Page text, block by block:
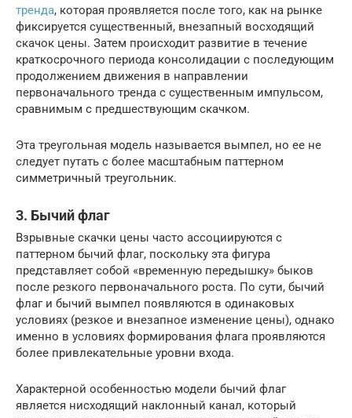
тренда, которая проявляется после того, как на рынке
фиксируется существенный, внезапный восходящий
скачок цены. Затем происходит развитие в течение
краткосрочного периода консолидации с последующим
продолжением движения в направлении
первоначального тренда с существенным импульсом,
сравнимым с предшествующим скачком.
Эта треугольная модель называется вымпел, но ее не
следует путать с более масштабным паттерном
симметричный треугольник.
3. Бычий флаг
Взрывные скачки цены часто ассоциируются с
паттерном бычий флаг, поскольку эта фигура
представляет собой «временную передышку» быков
после резкого первоначального роста. По сути, бычий
флаг и бычий вымпел появляются в одинаковых
условиях (резкое и внезапное изменение цены), однако
именно в условиях формирования флага проявляются
более привлекательные уровни входа.
Характерной особенностью модели бычий флаг
является нисходящий наклонный канал, который